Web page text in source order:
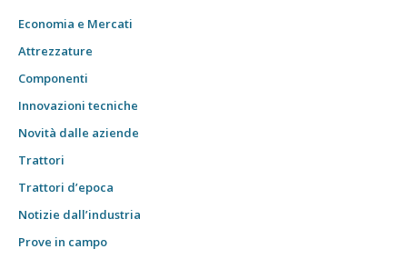
Economia e Mercati
Attrezzature
Componenti
Innovazioni tecniche
Novità dalle aziende
Trattori
Trattori d’epoca
Notizie dall’industria
Prove in campo